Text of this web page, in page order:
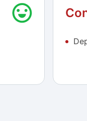
de anúncios
usuários. No
e visualmente